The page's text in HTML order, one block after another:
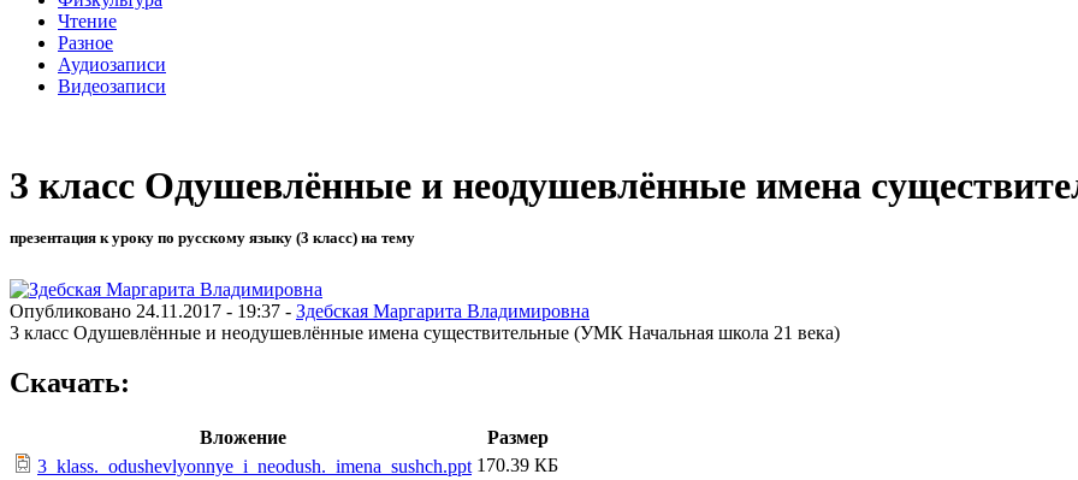
Чтение
Разное
Аудиозаписи
Видеозаписи
3 класс Одушевлённые и неодушевлённые имена
презентация к уроку по русскому языку (3 класс) на тему
Опубликовано 24.11.2017 - 19:37 - Здебская Маргарита Владимировна
3 класс Одушевлённые и неодушевлённые имена существительные (УМК Начальная школа 21 века)
Скачать:
Вложение
Размер
3_klass._odushevlyonnye_i_neodush._imena_sushch.ppt 170.39 КБ